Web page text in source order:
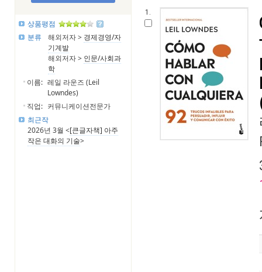
상품평점
분류
해외저자 > 경제경영/자
기계발
해외저자 > 인문/사회과
학
이름: 레일 라운즈 (Leil
Lowndes)
직업: 커뮤니케이션전문가
최근작
2026년 3월 <[큰글자책] 아주
작은 대화의 기술>
1.